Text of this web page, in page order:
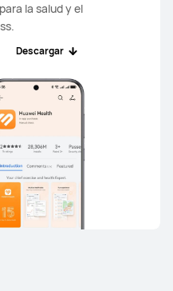
la salud y el
Descargar